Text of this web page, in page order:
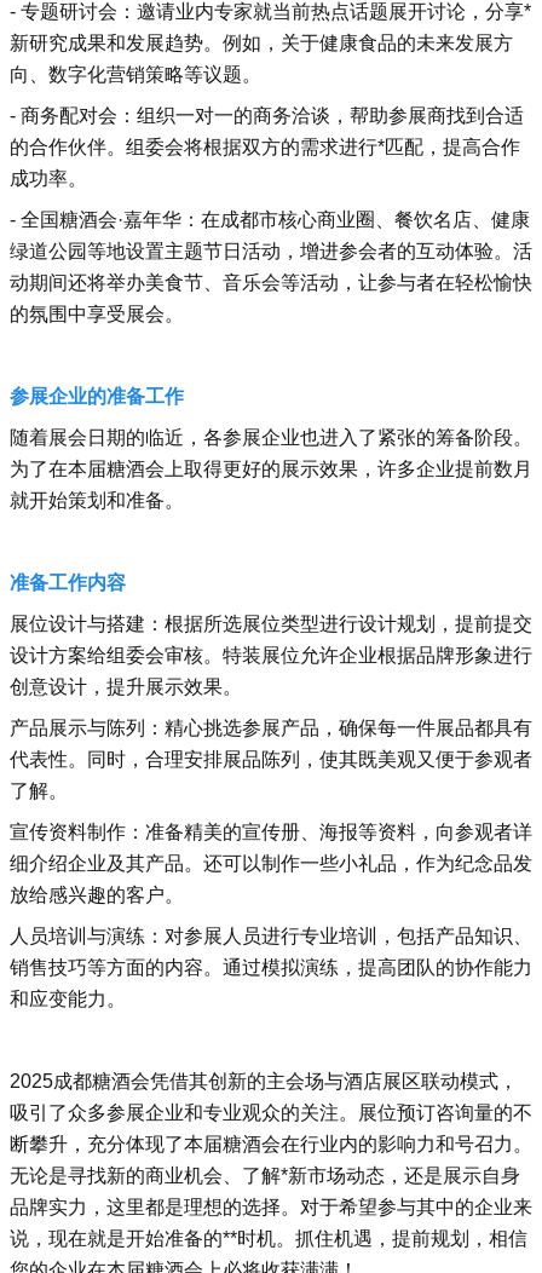
- 专题研讨会：邀请业内专家就当前热点话题展开讨论，分享*
新研究成果和发展趋势。例如，关于健康食品的未来发展方
向、数字化营销策略等议题。
- 商务配对会：组织一对一的商务洽谈，帮助参展商找到合适
的合作伙伴。组委会将根据双方的需求进行*匹配，提高合作
成功率。
- 全国糖酒会·嘉年华：在成都市核心商业圈、餐饮名店、健康
绿道公园等地设置主题节日活动，增进参会者的互动体验。活
动期间还将举办美食节、音乐会等活动，让参与者在轻松愉快
的氛围中享受展会。
参展企业的准备工作
随着展会日期的临近，各参展企业也进入了紧张的筹备阶段。
为了在本届糖酒会上取得更好的展示效果，许多企业提前数月
就开始策划和准备。
准备工作内容
展位设计与搭建：根据所选展位类型进行设计规划，提前提交
设计方案给组委会审核。特装展位允许企业根据品牌形象进行
创意设计，提升展示效果。
产品展示与陈列：精心挑选参展产品，确保每一件展品都具有
代表性。同时，合理安排展品陈列，使其既美观又便于参观者
了解。
宣传资料制作：准备精美的宣传册、海报等资料，向参观者详
细介绍企业及其产品。还可以制作一些小礼品，作为纪念品发
放给感兴趣的客户。
人员培训与演练：对参展人员进行专业培训，包括产品知识、
销售技巧等方面的内容。通过模拟演练，提高团队的协作能力
和应变能力。
2025成都糖酒会凭借其创新的主会场与酒店展区联动模式，
吸引了众多参展企业和专业观众的关注。展位预订咨询量的不
断攀升，充分体现了本届糖酒会在行业内的影响力和号召力。
无论是寻找新的商业机会、了解*新市场动态，还是展示自身
品牌实力，这里都是理想的选择。对于希望参与其中的企业来
说，现在就是开始准备的**时机。抓住机遇，提前规划，相信